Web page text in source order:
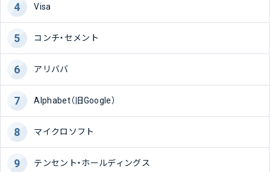
Visa
コンチ・セメント
アリババ
Alphabet（旧Google）
マイクロソフト
テンセント・ホールディングス